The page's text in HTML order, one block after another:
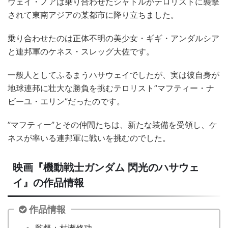
されて東南アジアの某都市に降り立ちました。
乗り合わせたのは正体不明の美少女・ギギ・アンダルシア
と連邦軍のケネス・スレッグ大佐です。
一般人としてふるまうハサウェイでしたが、実は彼自身が
地球連邦に壮大な勝負を挑むテロリスト”マフティー・ナ
ビーユ・エリン”だったのです。
”マフティー”とその仲間たちは、新たな装備を受領し、ケ
ネスが率いる連邦軍に戦いを挑むのでした。
映画『機動戦士ガンダム 閃光のハサウェ
イ』の作品情報
作品情報